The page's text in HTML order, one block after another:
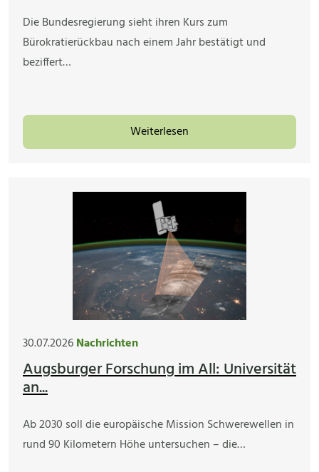
Die Bundesregierung sieht ihren Kurs zum
Bürokratierückbau nach einem Jahr bestätigt und
beziffert…
Weiterlesen
30.07.2026Nachrichten
Augsburger Forschung im All: Universität
an...
Ab 2030 soll die europäische Mission Schwerewellen in
rund 90 Kilometern Höhe untersuchen – die…